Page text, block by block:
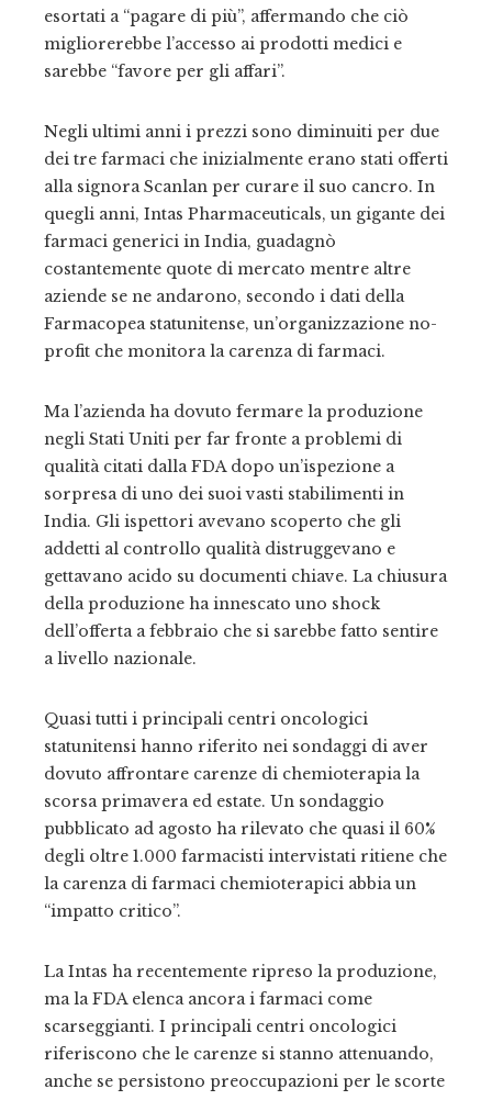
esortati a “pagare di più”, affermando che ciò
migliorerebbe l’accesso ai prodotti medici e
sarebbe “favore per gli affari”.
Negli ultimi anni i prezzi sono diminuiti per due
dei tre farmaci che inizialmente erano stati offerti
alla signora Scanlan per curare il suo cancro. In
quegli anni, Intas Pharmaceuticals, un gigante dei
farmaci generici in India, guadagnò
costantemente quote di mercato mentre altre
aziende se ne andarono, secondo i dati della
Farmacopea statunitense, un’organizzazione no-
profit che monitora la carenza di farmaci.
Ma l’azienda ha dovuto fermare la produzione
negli Stati Uniti per far fronte a problemi di
qualità citati dalla FDA dopo un’ispezione a
sorpresa di uno dei suoi vasti stabilimenti in
India. Gli ispettori avevano scoperto che gli
addetti al controllo qualità distruggevano e
gettavano acido su documenti chiave. La chiusura
della produzione ha innescato uno shock
dell’offerta a febbraio che si sarebbe fatto sentire
a livello nazionale.
Quasi tutti i principali centri oncologici
statunitensi hanno riferito nei sondaggi di aver
dovuto affrontare carenze di chemioterapia la
scorsa primavera ed estate. Un sondaggio
pubblicato ad agosto ha rilevato che quasi il 60%
degli oltre 1.000 farmacisti intervistati ritiene che
la carenza di farmaci chemioterapici abbia un
“impatto critico”.
La Intas ha recentemente ripreso la produzione,
ma la FDA elenca ancora i farmaci come
scarseggianti. I principali centri oncologici
riferiscono che le carenze si stanno attenuando,
anche se persistono preoccupazioni per le scorte